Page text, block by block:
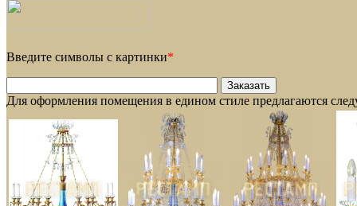
Введите символы с картинки*
Для оформления помещения в едином стиле предлагаются